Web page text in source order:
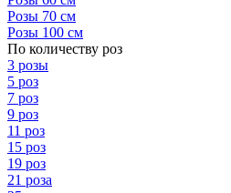
Розы 70 см
Розы 100 см
По количеству роз
3 розы
5 роз
7 роз
9 роз
11 роз
15 роз
19 роз
21 роза